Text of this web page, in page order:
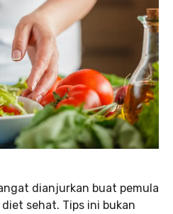
dianjurkan buat pemula
sehat. Tips ini bukan